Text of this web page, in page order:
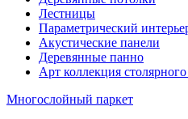
Лестницы
Параметрический
Акустические панели
Деревянные панно
Арт коллекция
Многослойный паркет